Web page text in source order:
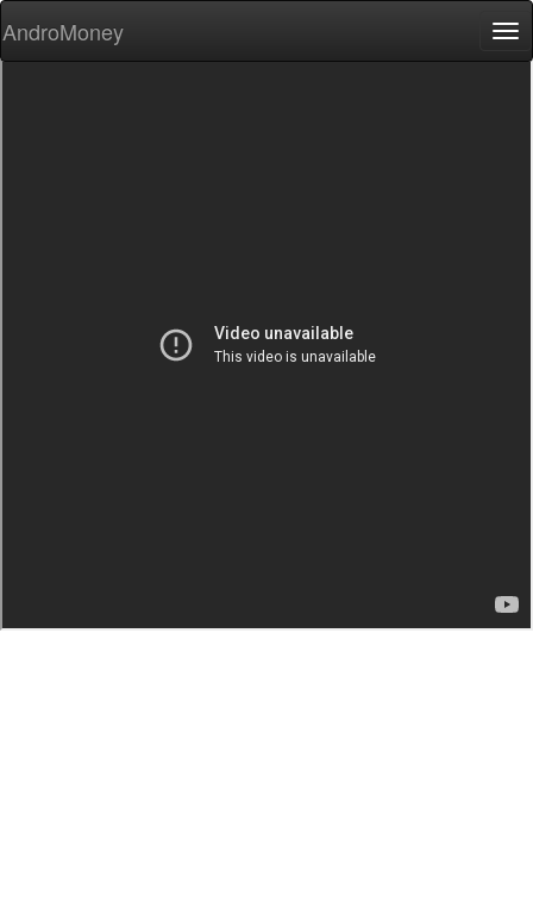
AndroMoney